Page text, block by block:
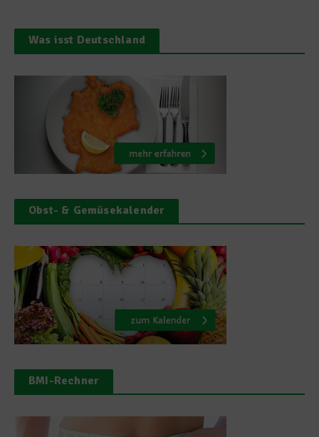
Was isst Deutschland
Obst- & Gemüsekalender
BMI-Rechner